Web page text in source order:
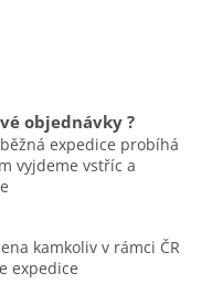
objednávky ?
expedice probíhá
vyjdeme vstříc a
kamkoliv v rámci ČR
expedice